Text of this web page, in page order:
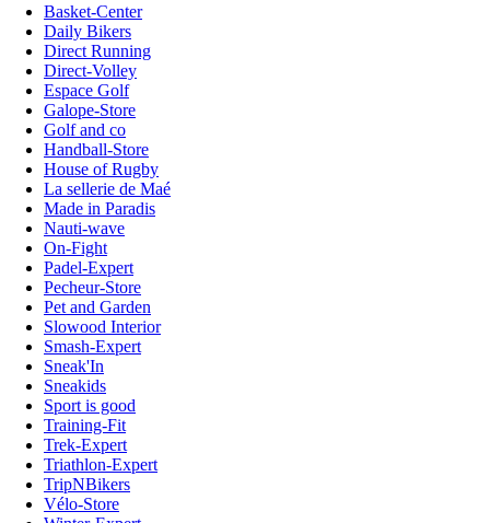
Basket-Center
Daily Bikers
Direct Running
Direct-Volley
Espace Golf
Galope-Store
Golf and co
Handball-Store
House of Rugby
La sellerie de Maé
Made in Paradis
Nauti-wave
On-Fight
Padel-Expert
Pecheur-Store
Pet and Garden
Slowood Interior
Smash-Expert
Sneak'In
Sneakids
Sport is good
Training-Fit
Trek-Expert
Triathlon-Expert
TripNBikers
Vélo-Store